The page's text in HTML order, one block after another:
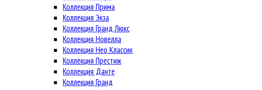
Коллекция Прима
Коллекция Экза
Коллекция Гранд Люкс
Коллекция Новелла
Коллекция Нео Классик
Коллекция Престиж
Коллекция Данте
Коллекция Гранд